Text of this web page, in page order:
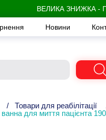
ВЕЛИКА ЗНИЖКА -
Новини
/ Товари для реабілітації
для миття пацієнта